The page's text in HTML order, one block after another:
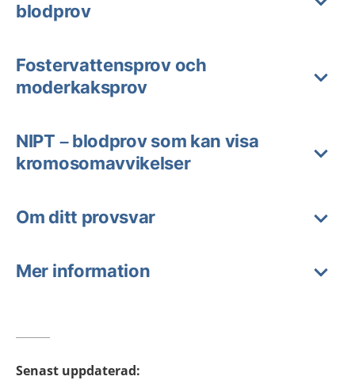
blodprov
Fostervattensprov och
moderkaksprov
NIPT – blodprov som kan visa
kromosomavvikelser
Om ditt provsvar
Mer information
Senast uppdaterad: